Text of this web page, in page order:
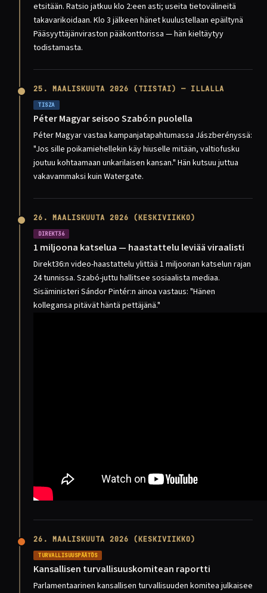
etsitään. Ratsio jatkuu klo 2:een asti; useita tietovälineitä
takavarikoidaan. Klo 3 jälkeen hänet kuulustellaan epäiltynä
Pääsyyttäjänviraston pääkonttorissa — hän kieltäytyy
todistamasta.
25. MAALISKUUTA 2026 (TIISTAI) — ILLALLA
TISZA
Péter Magyar seisoo Szabó:n puolella
Péter Magyar vastaa kampanjatapahtumassa Jászberényssä:
"Jos sille poikamiehellekin käy hiuselle mitään, valtiofusku
joutuu kohtaamaan unkarilaisen kansan." Hän kutsuu juttua
vakavammaksi kuin Watergate.
26. MAALISKUUTA 2026 (KESKIVIIKKO)
DIREKT36
1 miljoona katselua — haastattelu leviää viraalisti
Direkt36:n video-haastattelu ylittää 1 miljoonan katselun rajan
24 tunnissa. Szabó-juttu hallitsee sosiaalista mediaa.
Sisäministeri Sándor Pintér:n ainoa vastaus: "Hänen
kollegansa pitävät häntä pettäjänä."
26. MAALISKUUTA 2026 (KESKIVIIKKO)
TURVALLISUUSPÄÄTÖS
Kansallisen turvallisuuskomitean raportti
Parlamentaarinen kansallisen turvallisuuden komitea julkaisee